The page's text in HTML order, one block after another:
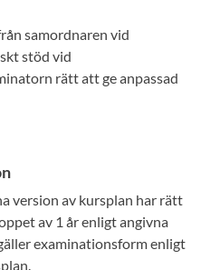
samordnaren vid
stöd vid
rätt att ge anpassad
version av kursplan har rätt
av 1 år enligt angivna
examinationsform enligt